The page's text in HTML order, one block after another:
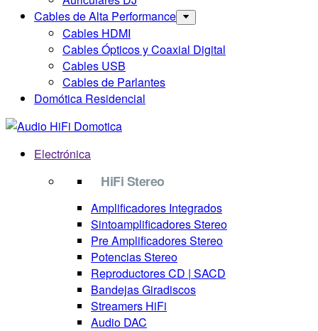
Cables de Alta Performance
Cables HDMI
Cables Ópticos y Coaxial Digital
Cables USB
Cables de Parlantes
Domótica Residencial
Electrónica
HiFi Stereo
Amplificadores Integrados
Sintoamplificadores Stereo
Pre Amplificadores Stereo
Potencias Stereo
Reproductores CD | SACD
Bandejas Giradiscos
Streamers HiFi
Audio DAC